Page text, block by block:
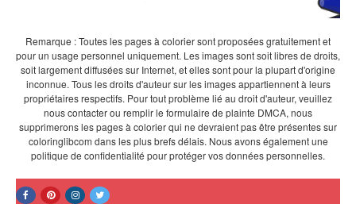
Remarque : Toutes les pages à colorier sont proposées gratuitement et
pour un usage personnel uniquement. Les images sont soit libres de droits,
soit largement diffusées sur Internet, et elles sont pour la plupart d'origine
inconnue. Tous les droits d'auteur sur les images appartiennent à leurs
propriétaires respectifs. Pour tout problème lié au droit d'auteur, veuillez
nous contacter ou remplir le formulaire de plainte DMCA, nous
supprimerons les pages à colorier qui ne devraient pas être présentes sur
coloringlibcom dans les plus brefs délais. Nous avons également une
politique de confidentialité pour protéger vos données personnelles.